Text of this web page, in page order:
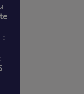
: